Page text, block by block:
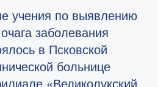
учения по выявлению
заболевания
в Псковской
больнице
«Великолукский